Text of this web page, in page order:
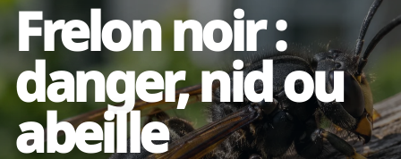
Frelon noir :
danger, nid ou
abeille